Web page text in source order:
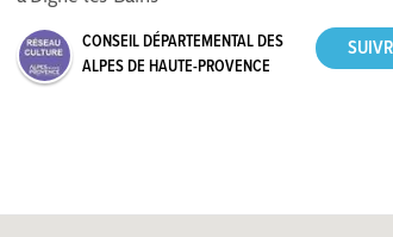
CONSEIL DÉPARTEMENTAL DES
ALPES DE HAUTE-PROVENCE